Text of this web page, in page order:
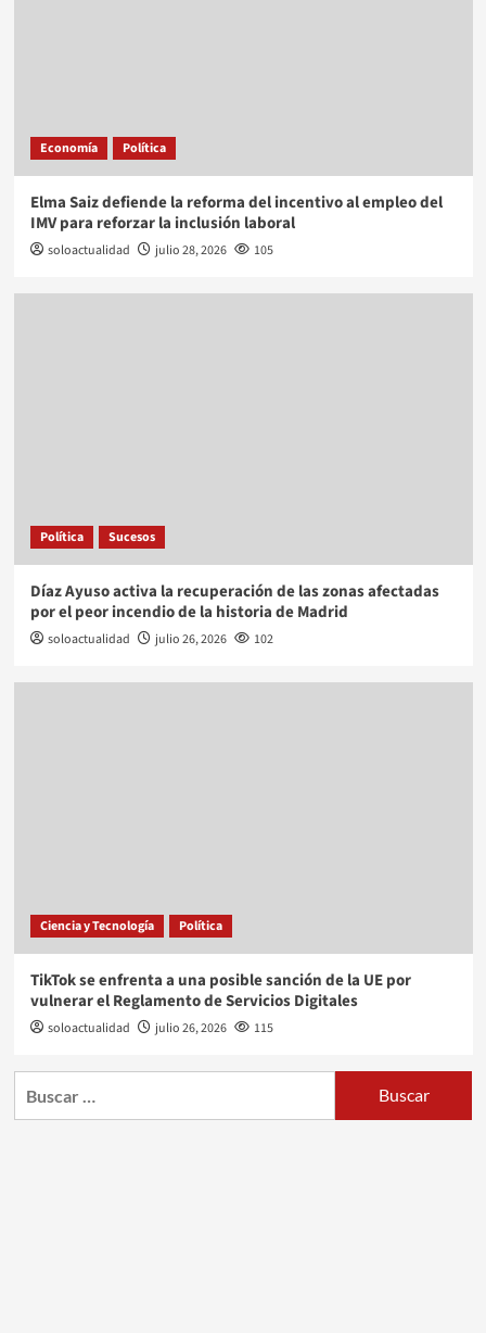
Economía Política
Elma Saiz defiende la reforma del incentivo al empleo del
IMV para reforzar la inclusión laboral
soloactualidad julio 28, 2026 105
Política Sucesos
Díaz Ayuso activa la recuperación de las zonas afectadas
por el peor incendio de la historia de Madrid
soloactualidad julio 26, 2026 102
Ciencia y Tecnología Política
TikTok se enfrenta a una posible sanción de la UE por
vulnerar el Reglamento de Servicios Digitales
soloactualidad julio 26, 2026 115